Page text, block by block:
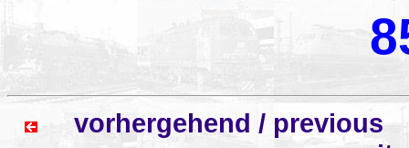
vorhergehend /